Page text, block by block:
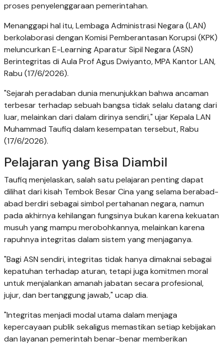
proses penyelenggaraan pemerintahan.
Menanggapi hal itu, Lembaga Administrasi Negara (LAN)
berkolaborasi dengan Komisi Pemberantasan Korupsi (KPK)
meluncurkan E-Learning Aparatur Sipil Negara (ASN)
Berintegritas di Aula Prof Agus Dwiyanto, MPA Kantor LAN,
Rabu (17/6/2026).
"Sejarah peradaban dunia menunjukkan bahwa ancaman
terbesar terhadap sebuah bangsa tidak selalu datang dari
luar, melainkan dari dalam dirinya sendiri," ujar Kepala LAN
Muhammad Taufiq dalam kesempatan tersebut, Rabu
(17/6/2026).
Pelajaran yang Bisa Diambil
Taufiq menjelaskan, salah satu pelajaran penting dapat
dilihat dari kisah Tembok Besar Cina yang selama berabad-
abad berdiri sebagai simbol pertahanan negara, namun
pada akhirnya kehilangan fungsinya bukan karena kekuatan
musuh yang mampu merobohkannya, melainkan karena
rapuhnya integritas dalam sistem yang menjaganya.
"Bagi ASN sendiri, integritas tidak hanya dimaknai sebagai
kepatuhan terhadap aturan, tetapi juga komitmen moral
untuk menjalankan amanah jabatan secara profesional,
jujur, dan bertanggung jawab," ucap dia.
"Integritas menjadi modal utama dalam menjaga
kepercayaan publik sekaligus memastikan setiap kebijakan
dan layanan pemerintah benar-benar memberikan